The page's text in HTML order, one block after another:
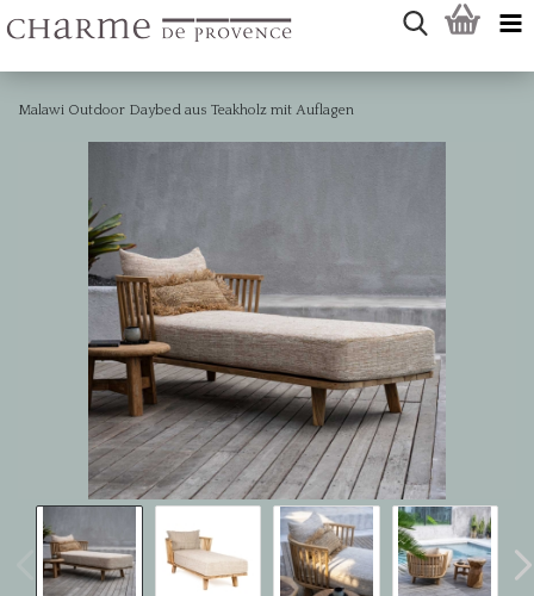
Malawi Outdoor Daybed aus Teakholz mit Auflagen